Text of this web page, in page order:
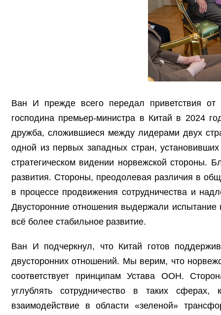
Ван И прежде всего передал приветствия от
господина премьер-министра в Китай в 2024
дружба, сложившиеся между лидерами двух
одной из первых западных стран,
стратегическом видении норвежской стороны.
развития. Стороны, преодолевая различия в
в процессе продвижения сотрудничества и
Двусторонние отношения выдержали
всё более стабильное развитие.
Ван И подчеркнул, что Китай готов
двусторонних отношений. Мы верим, что
соответствует принципам Устава ООН.
углублять сотрудничество в таких сферах,
взаимодействие в области «зеленой»